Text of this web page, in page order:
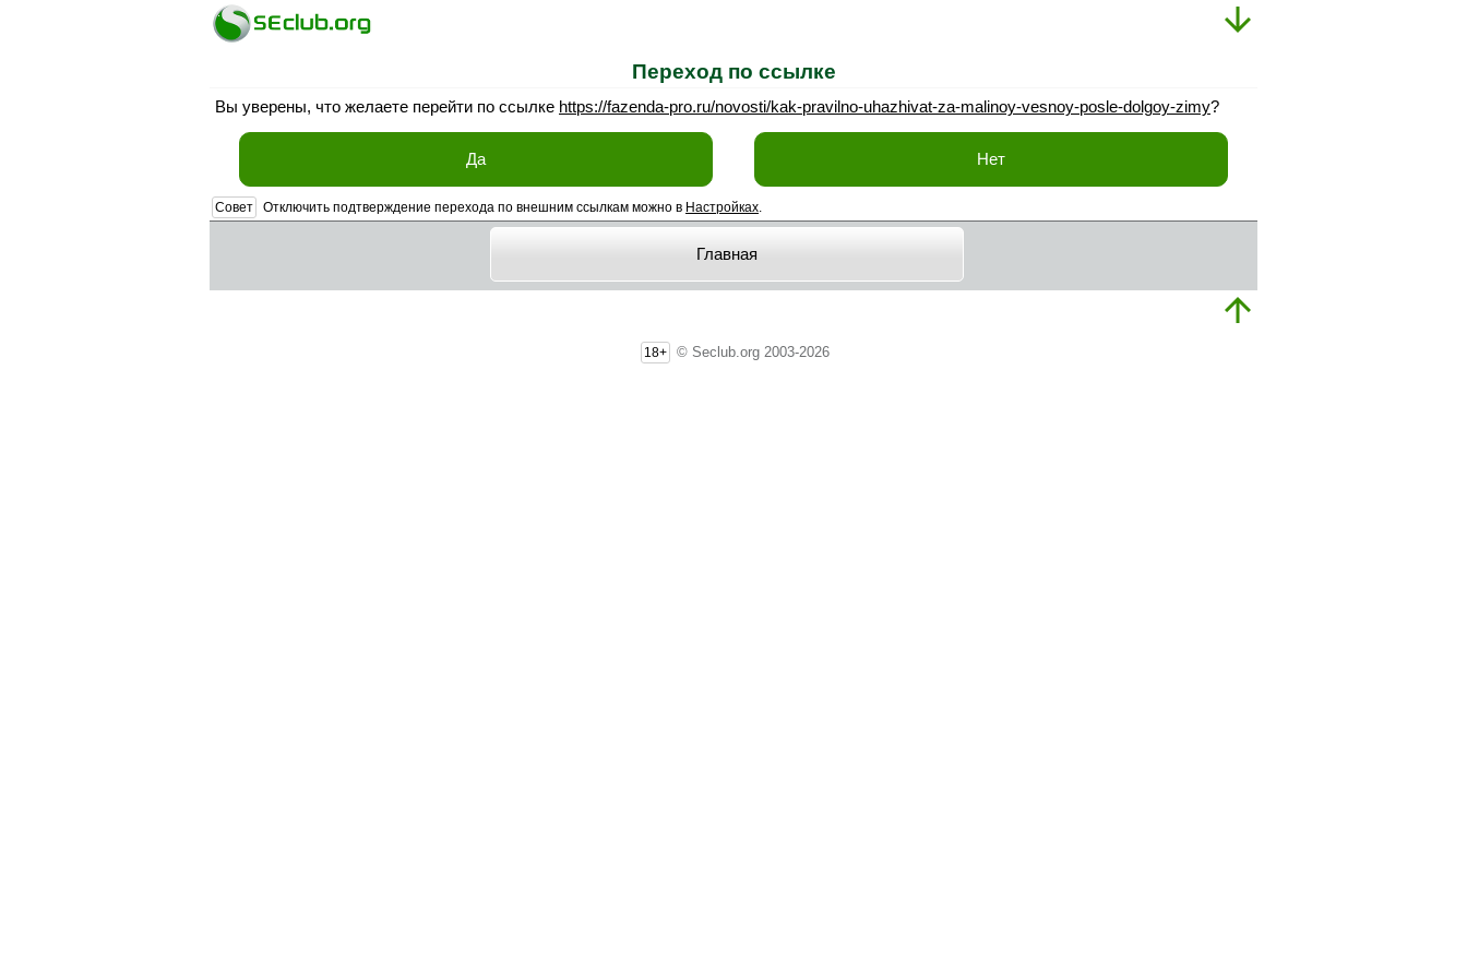
Переход по ссылке
Вы уверены, что желаете перейти по ссылке https://fazenda-pro.ru/novosti/kak-pravilno-uhazhivat-za-malinoy-vesnoy-posle-dolgoy-zimy?
Да Нет
Совет Отключить подтверждение перехода по внешним ссылкам можно в Настройках.
Главная
18+ © Seclub.org 2003-2026